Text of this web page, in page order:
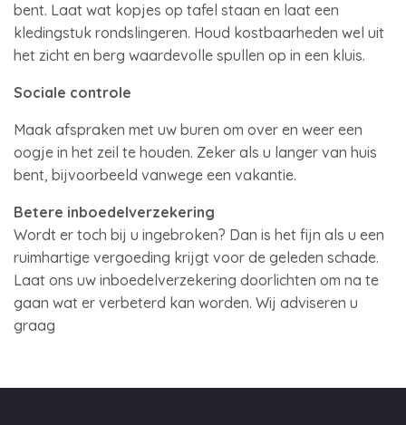
bent. Laat wat kopjes op tafel staan en laat een
kledingstuk rondslingeren. Houd kostbaarheden wel uit
het zicht en berg waardevolle spullen op in een kluis.
Sociale controle
Maak afspraken met uw buren om over en weer een
oogje in het zeil te houden. Zeker als u langer van huis
bent, bijvoorbeeld vanwege een vakantie.
Betere inboedelverzekering
Wordt er toch bij u ingebroken? Dan is het fijn als u een
ruimhartige vergoeding krijgt voor de geleden schade.
Laat ons uw inboedelverzekering doorlichten om na te
gaan wat er verbeterd kan worden. Wij adviseren u
graag